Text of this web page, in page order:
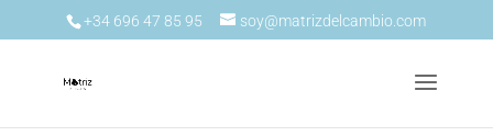
+34 696 47 85 95 soy@matrizdelcambio.com